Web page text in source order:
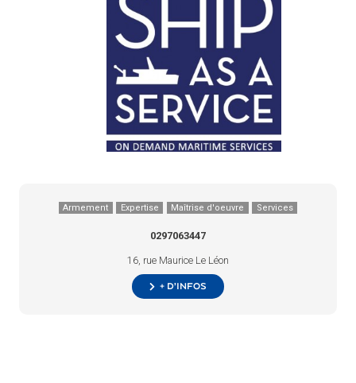
Armement Expertise Maîtrise d'oeuvre Services
0297063447
16, rue Maurice Le Léon
+ d’infos